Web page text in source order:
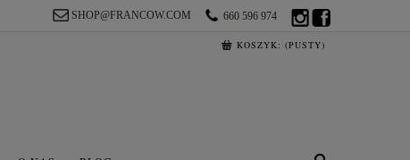
660 596 974
SHOP@FRANCOW.COM
KOSZYK: (PUSTY)